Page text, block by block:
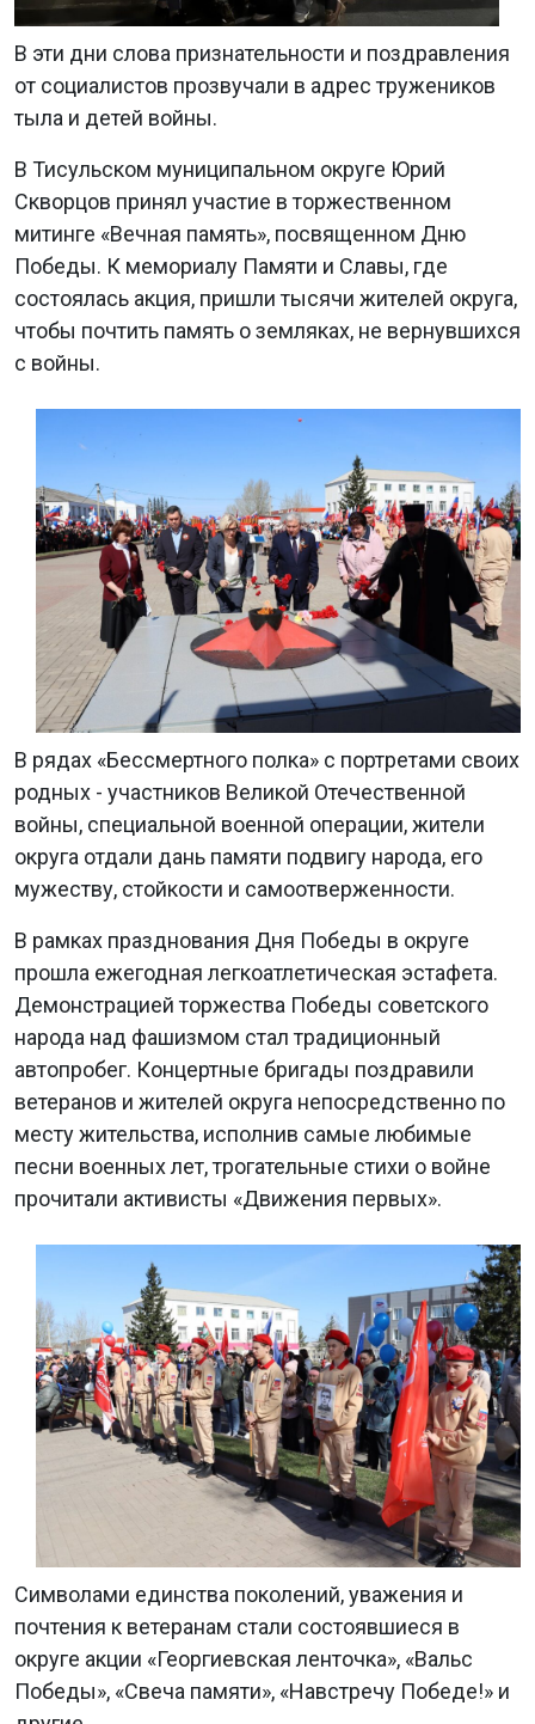
В эти дни слова признательности и поздравления
от социалистов прозвучали в адрес тружеников
тыла и детей войны.
В Тисульском муниципальном округе Юрий
Скворцов принял участие в торжественном
митинге «Вечная память», посвященном Дню
Победы. К мемориалу Памяти и Славы, где
состоялась акция, пришли тысячи жителей округа,
чтобы почтить память о земляках, не вернувшихся
с войны.
В рядах «Бессмертного полка» с портретами своих
родных - участников Великой Отечественной
войны, специальной военной операции, жители
округа отдали дань памяти подвигу народа, его
мужеству, стойкости и самоотверженности.
В рамках празднования Дня Победы в округе
прошла ежегодная легкоатлетическая эстафета.
Демонстрацией торжества Победы советского
народа над фашизмом стал традиционный
автопробег. Концертные бригады поздравили
ветеранов и жителей округа непосредственно по
месту жительства, исполнив самые любимые
песни военных лет, трогательные стихи о войне
прочитали активисты «Движения первых».
Символами единства поколений, уважения и
почтения к ветеранам стали состоявшиеся в
округе акции «Георгиевская ленточка», «Вальс
Победы», «Свеча памяти», «Навстречу Победе!» и